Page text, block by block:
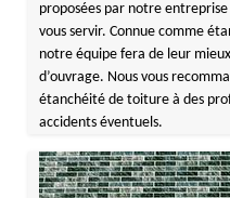
proposées par notre entreprise
vous servir. Connue comme
notre équipe fera de leur
d’ouvrage. Nous vous
étanchéité de toiture à des
accidents éventuels.